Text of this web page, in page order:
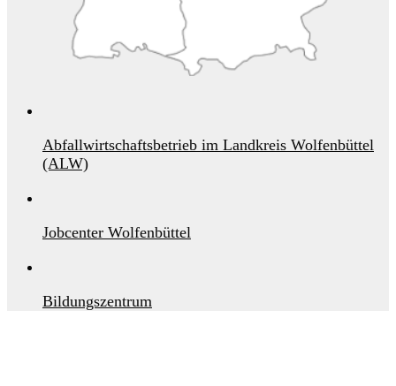
Abfallwirtschaftsbetrieb im Landkreis Wolfenbüttel
(ALW)
Jobcenter Wolfenbüttel
Bildungszentrum